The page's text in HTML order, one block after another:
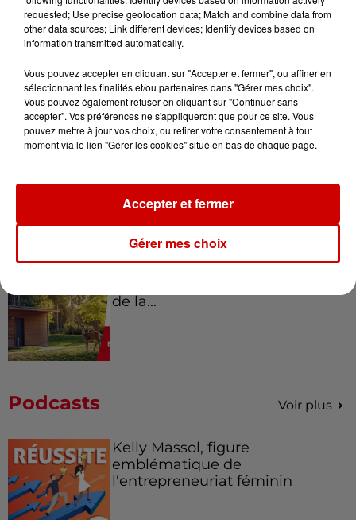
festival Marché Gourmand 2026
à Coulon !
régions !
Destination Vacances - Gagnez
de la...
Podcasts Voir plus
Kelly Massol, figure
emblématique de
l'entrepreneuriat féminin
requested; Use precise geolocation data; Match and combine data from
other data sources; Link different devices; Identify devices based on
information transmitted automatically.
Vous pouvez accepter en cliquant sur "Accepter et fermer", ou affiner en
sélectionnant les finalités et/ou partenaires dans "Gérer mes choix".
Vous pouvez également refuser en cliquant sur "Continuer sans
accepter". Vos préférences ne s'appliqueront que pour ce site. Vous
pouvez mettre à jour vos choix, ou retirer votre consentement à tout
moment via le lien "Gérer les cookies" situé en bas de chaque page.
Gérer mes choix
Accepter et fermer